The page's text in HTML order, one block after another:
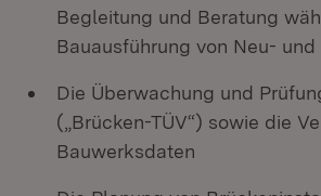
Begleitung und Beratung
Bauausführung von Neu- und
Die Überwachung und
(„Brücken-TÜV“) sowie die
Bauwerksdaten